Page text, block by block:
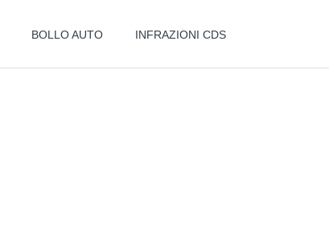
BOLLO AUTO INFRAZIONI CDS